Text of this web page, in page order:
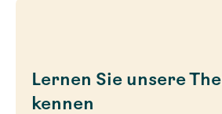
Lernen Sie unsere
kennen